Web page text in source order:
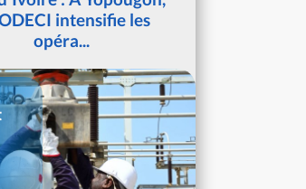
intensifie les
opéra...